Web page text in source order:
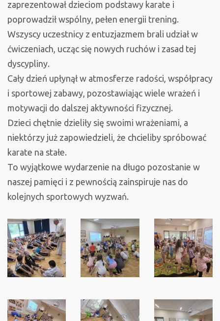
zaprezentował dzieciom podstawy karate i
poprowadził wspólny, pełen energii trening.
Wszyscy uczestnicy z entuzjazmem brali udział w
ćwiczeniach, ucząc się nowych ruchów i zasad tej
dyscypliny.
Cały dzień upłynął w atmosferze radości, współpracy
i sportowej zabawy, pozostawiając wiele wrażeń i
motywacji do dalszej aktywności fizycznej.
Dzieci chętnie dzieliły się swoimi wrażeniami, a
niektórzy już zapowiedzieli, że chcieliby spróbować
karate na stałe.
To wyjątkowe wydarzenie na długo pozostanie w
naszej pamięci i z pewnością zainspiruje nas do
kolejnych sportowych wyzwań.